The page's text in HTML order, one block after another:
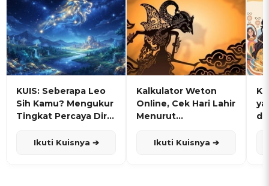
KUIS: Seberapa Leo
Sih Kamu? Mengukur
Tingkat Percaya Diri
Ikuti Kuisnya ➔
Kalkulator Weton
Online, Cek Hari Lahir
Menurut
Ikuti Kuisnya ➔